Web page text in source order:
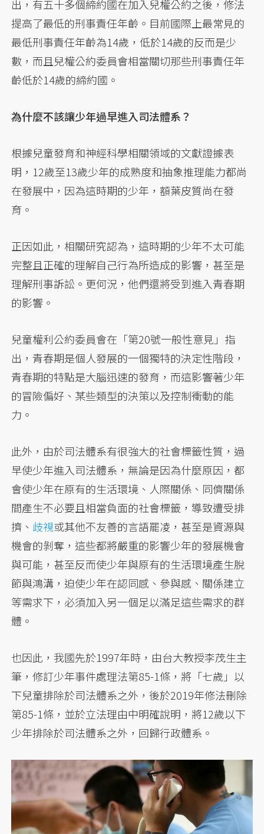
出，有五十多個締約國在加入兒權公約之後，修法
提高了最低的刑事責任年齡。目前國際上最常見的
最低刑事責任年齡為14歲，低於14歲的反而是少
數，而且兒權公約委員會相當關切那些刑事責任年
齡低於14歲的締約國。
為什麼不該讓少年過早進入司法體系？
根據兒童發育和神經科學相關領域的文獻證據表
明，12歲至13歲少年的成熟度和抽象推理能力都尚
在發展中，因為這時期的少年，額葉皮質尚在發
育。
正因如此，相關研究認為，這時期的少年不太可能
完整且正確的理解自己行為所造成的影響，甚至是
理解刑事訴訟。更何況，他們還將受到進入青春期
的影響。
兒童權利公約委員會在「第20號一般性意見」指
出，青春期是個人發展的一個獨特的決定性階段，
青春期的特點是大腦迅速的發育，而這影響著少年
的冒險偏好、某些類型的決策以及控制衝動的能
力。
此外，由於司法體系有很強大的社會標籤性質，過
早使少年進入司法體系，無論是因為什麼原因，都
會使少年在原有的生活環境、人際關係、同儕關係
間產生不必要且相當負面的社會標籤，導致遭受排
擠、 歧視或其他不友善的言語罷凌，甚至是資源與
機會的剝奪，這些都將嚴重的影響少年的發展機會
與可能，甚至反而使少年與原有的生活環境產生脫
節與鴻溝，迫使少年在認同感、參與感、關係建立
等需求下，必須加入另一個足以滿足這些需求的群
體。
也因此，我國先於1997年時，由台大教授李茂生主
筆，修訂少年事件處理法第85-1條，將「七歲」以
下兒童排除於司法體系之外，後於2019年修法刪除
第85-1條，並於立法理由中明確說明，將12歲以下
少年排除於司法體系之外，回歸行政體系。